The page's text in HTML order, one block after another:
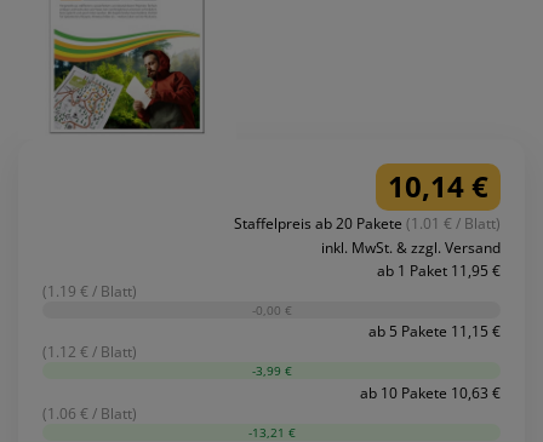
10,14 €
Staffelpreis ab 20 Pakete (1.01 € / Blatt)
inkl. MwSt. & zzgl. Versand
ab 1 Paket 11,95 €
(1.19 € / Blatt)
-0,00 €
ab 5 Pakete 11,15 €
(1.12 € / Blatt)
-3,99 €
ab 10 Pakete 10,63 €
(1.06 € / Blatt)
-13,21 €